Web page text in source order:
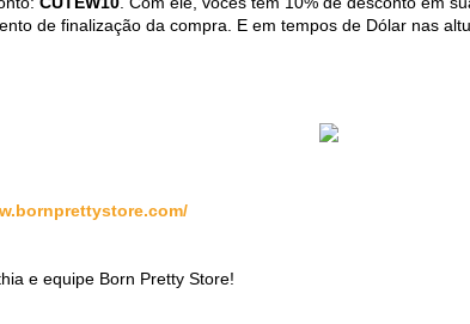
de finalização da compra. E em tempos de Dólar nas
e equipe Born Pretty Store!